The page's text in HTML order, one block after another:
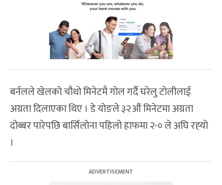
बर्नलले खेलको चौथो मिनेटमै गोल गर्दै घरेलु टोलीलाई
अग्रता दिलाएका थिए । डे योङले ३२औं मिनेटमा अग्रता
दोब्बर पारेपछि बार्सिलोना पहिलो हाफमा २-० ले अघि रह्‍यो
।